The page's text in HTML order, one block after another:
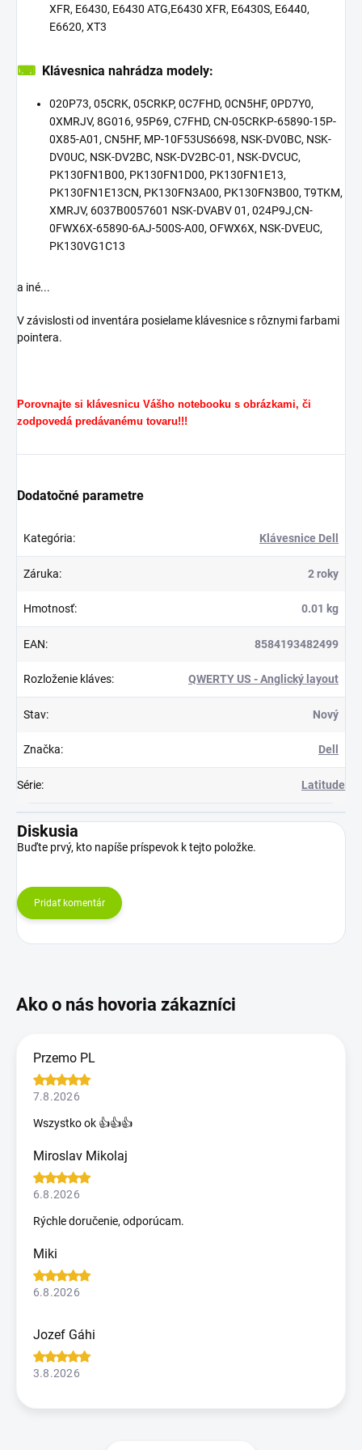
XFR, E6430, E6430 ATG,E6430 XFR, E6430S, E6440,
E6620, XT3
⌨ Klávesnica nahrádza modely:
020P73, 05CRK, 05CRKP, 0C7FHD, 0CN5HF, 0PD7Y0,
0XMRJV, 8G016, 95P69, C7FHD, CN-05CRKP-65890-15P-
0X85-A01, CN5HF, MP-10F53US6698, NSK-DV0BC, NSK-
DV0UC, NSK-DV2BC, NSK-DV2BC-01, NSK-DVCUC,
PK130FN1B00, PK130FN1D00, PK130FN1E13,
PK130FN1E13CN, PK130FN3A00, PK130FN3B00, T9TKM,
XMRJV, 6037B0057601 NSK-DVABV 01, 024P9J,CN-
0FWX6X-65890-6AJ-500S-A00, OFWX6X, NSK-DVEUC,
PK130VG1C13
a iné...
V závislosti od inventára posielame klávesnice s rôznymi farbami
pointera.
Porovnajte si klávesnicu Vášho notebooku s obrázkami, či
zodpovedá predávanému tovaru!!!
Dodatočné parametre
Kategória: Klávesnice Dell
Záruka: 2 roky
Hmotnosť: 0.01 kg
EAN: 8584193482499
Rozloženie kláves: QWERTY US - Anglický layout
Stav: Nový
Značka: Dell
Série: Latitude
Diskusia
Buďte prvý, kto napíše príspevok k tejto položke.
Pridať komentár
Przemo PL
7.8.2026
Wszystko ok 👍👍👍
Miroslav Mikolaj
6.8.2026
Rýchle doručenie, odporúcam.
Miki
6.8.2026
Jozef Gáhi
3.8.2026